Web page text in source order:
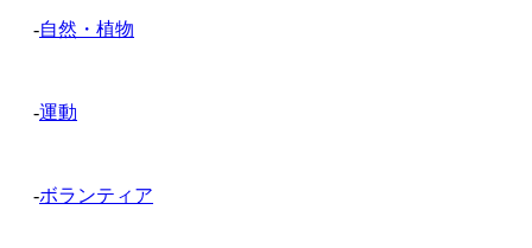
-自然・植物
-運動
-ボランティア